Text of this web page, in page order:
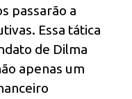
passarão a
Essa tática
de Dilma
apenas um